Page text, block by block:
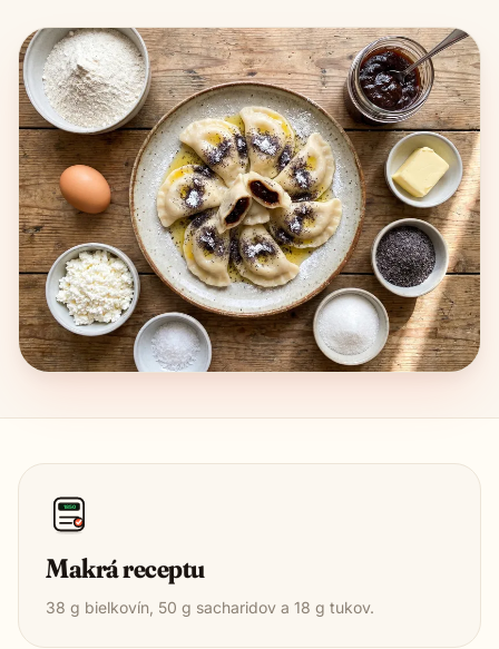
1850
Makrá receptu
38 g bielkovín, 50 g sacharidov a 18 g tukov.